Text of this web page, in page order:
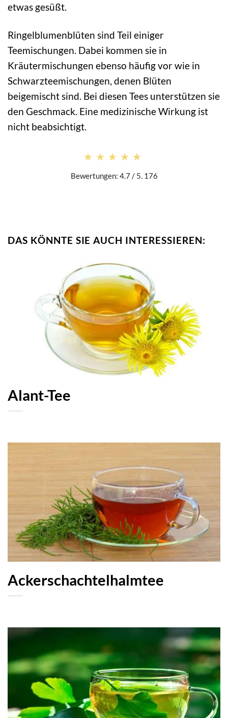
etwas gesüßt.
Ringelblumenblüten sind Teil einiger
Teemischungen. Dabei kommen sie in
Kräutermischungen ebenso häufig vor wie in
Schwarzteemischungen, denen Blüten
beigemischt sind. Bei diesen Tees unterstützen sie
den Geschmack. Eine medizinische Wirkung ist
nicht beabsichtigt.
★★★★★
★★★★★
Bewertungen: 4.7 / 5. 176
DAS KÖNNTE SIE AUCH INTERESSIEREN:
Alant-Tee
Ackerschachtelhalmtee